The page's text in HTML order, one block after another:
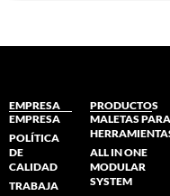
EMPRESA
EMPRESA
POLÍTICA
DE
CALIDAD
TRABAJA
PRODUCTOS
MALETAS PARA
ALL IN ONE
MODULAR
SYSTEM